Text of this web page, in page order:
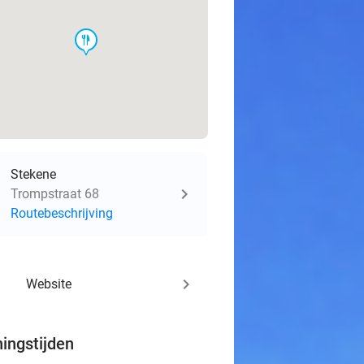
food
Stekene
Trompstraat 68
Routebeschrijving
Website keyboard_arrow_right